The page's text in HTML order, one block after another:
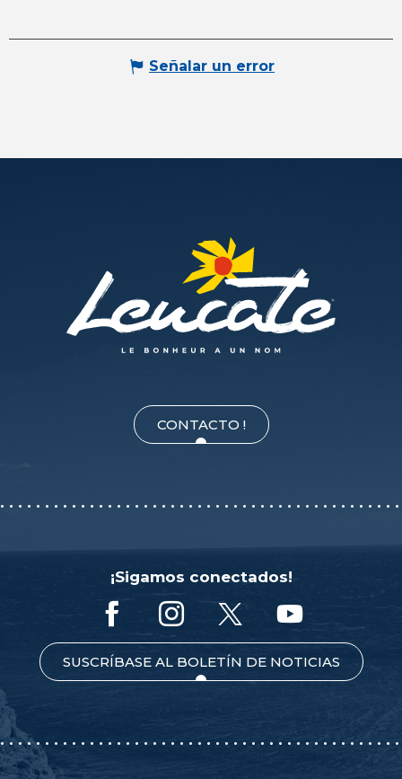
Señalar un error
CONTACTO !
¡Sigamos conectados!
SUSCRÍBASE AL BOLETÍN DE NOTICIAS